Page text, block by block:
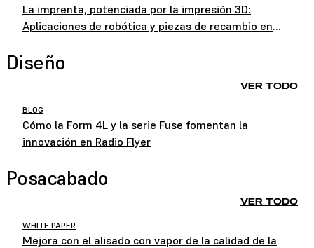
La imprenta, potenciada por la impresión 3D:
Aplicaciones de robótica y piezas de recambio en
Diseño
VER TODO
BLOG
Cómo la Form 4L y la serie Fuse fomentan la
innovación en Radio Flyer
Posacabado
VER TODO
WHITE PAPER
Mejora con el alisado con vapor de la calidad de la